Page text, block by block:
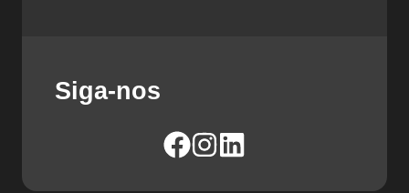
Siga-nos